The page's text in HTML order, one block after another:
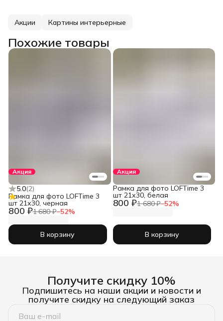
Акции Картины интерьерные
Похожие товары
Акция
5.0(2)
800 ₽1 680 ₽−52%
Рамка для фото LOFTime 3
шт 21х30, черная
В корзину
Акция
800 ₽1 680 ₽−52%
Рамка для фото LOFTime 3
шт 21х30, белая
В корзину
Получите скидку 10%
Подпишитесь на наши акции и новости и
получите скидку на следующий заказ